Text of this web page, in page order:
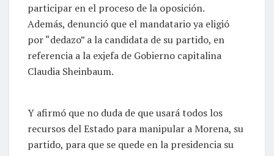
participar en el proceso de la oposición.
Además, denunció que el mandatario ya eligió
por “dedazo” a la candidata de su partido, en
referencia a la exjefa de Gobierno capitalina
Claudia Sheinbaum.
Y afirmó que no duda de que usará todos los
recursos del Estado para manipular a Morena, su
partido, para que se quede en la presidencia su